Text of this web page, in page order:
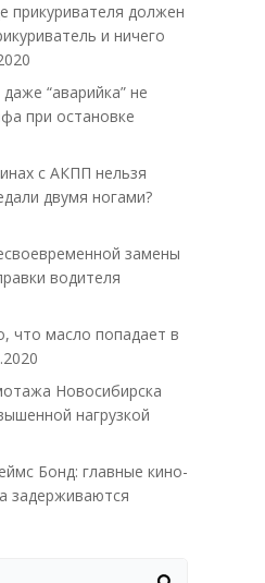
прикуривателя должен
и ничего
“аварийка” не
при остановке
с АКПП нельзя
двумя ногами?
замены
водителя
что масло попадает в
Новосибирска
нагрузкой
Бонд: главные кино-
задерживаются